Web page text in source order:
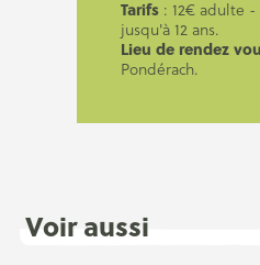
Tarifs : 12€ adulte
jusqu'à 12 ans.
Lieu de rendez
Pondérach.
Voir aussi